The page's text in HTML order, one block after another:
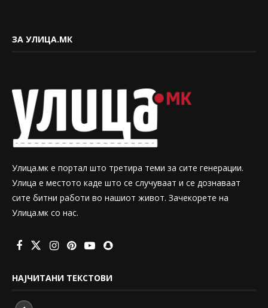
ЗА УЛИЦА.МК
Улица.мк е портал што третира теми за сите генерации.
Улица е местото каде што се случуваат и се дознаваат
сите битни работи во нашиот живот. Зачекорете на
Улица.мк со нас.
НАЈЧИТАНИ ТЕКСТОВИ